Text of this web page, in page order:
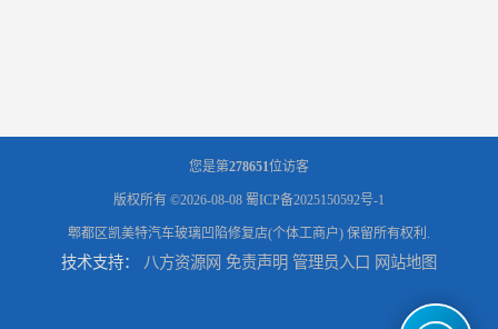
您是第278651位访客
版权所有 ©2026-08-08 蜀ICP备2025150592号-1
郫都区凯美特汽车玻璃凹陷修复店(个体工商户) 保留所有权利.
技术支持： 八方资源网 免责声明 管理员入口 网站地图